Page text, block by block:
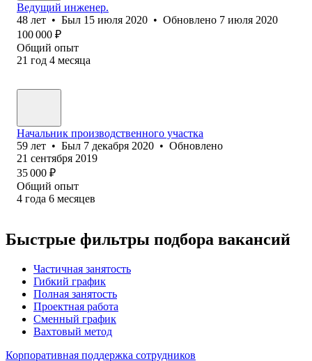
Ведущий инженер.
48 лет • Был 15 июля 2020 • Обновлено 7 июля 2020
100 000 ₽
Общий опыт
21 год 4 месяца
Начальник производственного участка
59 лет • Был 7 декабря 2020 • Обновлено
21 сентября 2019
35 000 ₽
Общий опыт
4 года 6 месяцев
Быстрые фильтры подбора вакансий
Частичная занятость
Гибкий график
Полная занятость
Проектная работа
Сменный график
Вахтовый метод
Корпоративная поддержка сотрудников